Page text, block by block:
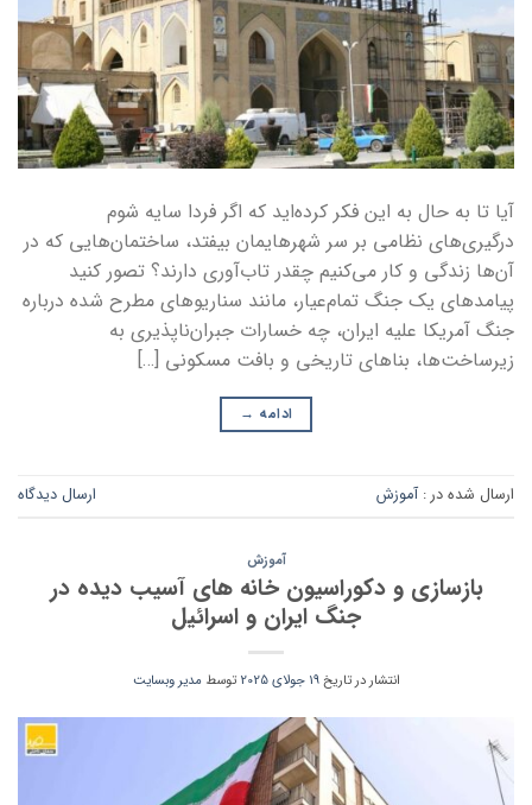
آیا تا به حال به این فکر کرده‌اید که اگر فردا سایه شوم
درگیری‌های نظامی بر سر شهرهایمان بیفتد، ساختمان‌هایی که در
آن‌ها زندگی و کار می‌کنیم چقدر تاب‌آوری دارند؟ تصور کنید
پیامدهای یک جنگ تمام‌عیار، مانند سناریوهای مطرح شده درباره
جنگ آمریکا علیه ایران، چه خسارات جبران‌ناپذیری به
زیرساخت‌ها، بناهای تاریخی و بافت مسکونی […]
ادامه →
ارسال شده در :آموزش ارسال دیدگاه
آموزش
بازسازی و دکوراسیون خانه های آسیب دیده در
جنگ ایران و اسرائیل
انتشار در تاریخ19 جولای 2025 توسط مدیر وبسایت